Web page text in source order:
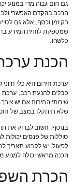
גם חום גבוה מדי במנוע
הרכב בהקדם האפשרי
רק זמן וכסף, אלא גם
שמספקת לוחית המידע
כלשהו.
הכנת
ערכת חירום היא כלי
כבלים להנעת רכב, ערכת
שירותי החירום אם יש
שלא תיתקלו במצב של
בנוסף, חשוב לבדוק את
סוללות של פנסים יכולות
לפעול. יש לקבוע תאריך
הכנה מראש יכולה למנוע
הכרת